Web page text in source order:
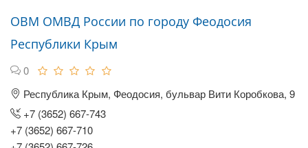
ОВМ ОМВД России по городу Феодосия
Республики Крым
0
Республика Крым, Феодосия, бульвар Вити Коробкова, 9
+7 (3652) 667-743
+7 (3652) 667-710